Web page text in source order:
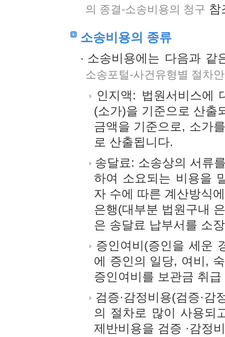
의 종결-소송비용의 청구 참
소송비용의 종류
소송비용에는 다음과 같
소송포털-사건유형별 절차
인지액: 법원서비스에
(소가)을 기준으로 산출
금액을 기준으로, 소가
로 산출됩니다.
송달료: 소송상의 서류
하여 소요되는 비용을
자 수에 따른 계산방식
은행(대부분 법원구내
은 송달료 납부서를 소
증인여비(증인을 세운
에 증인의 일당, 여비,
증인여비를 보관금 취
검증·감정비용(검증·
의 절차로 많이 사용되
제반비용을 검증 ·감정